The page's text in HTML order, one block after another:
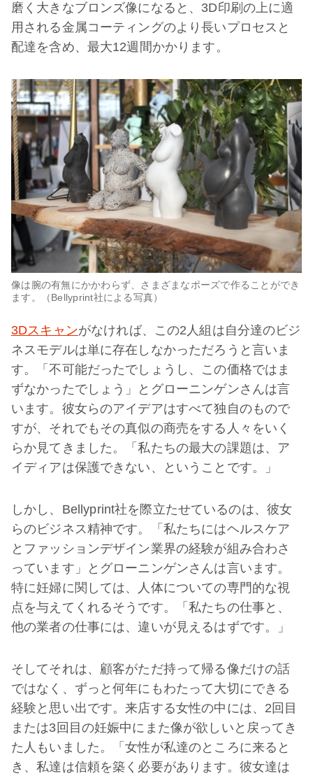
磨く大きなブロンズ像になると、3D印刷の上に適
用される金属コーティングのより長いプロセスと
配達を含め、最大12週間かかります。
像は腕の有無にかかわらず、さまざまなポーズで作ることができ
ます。（Bellyprint社による写真）
3Dスキャンがなければ、この2人組は自分達のビジ
ネスモデルは単に存在しなかっただろうと言いま
す。「不可能だったでしょうし、この価格ではま
ずなかったでしょう」とグローニンゲンさんは言
います。彼女らのアイデアはすべて独自のもので
すが、それでもその真似の商売をする人々をいく
らか見てきました。「私たちの最大の課題は、ア
イディアは保護できない、ということです。」
しかし、Bellyprint社を際立たせているのは、彼女
らのビジネス精神です。「私たちにはヘルスケア
とファッションデザイン業界の経験が組み合わさ
っています」とグローニンゲンさんは言います。
特に妊婦に関しては、人体についての専門的な視
点を与えてくれるそうです。「私たちの仕事と、
他の業者の仕事には、違いが見えるはずです。」
そしてそれは、顧客がただ持って帰る像だけの話
ではなく、ずっと何年にもわたって大切にできる
経験と思い出です。来店する女性の中には、2回目
または3回目の妊娠中にまた像が欲しいと戻ってき
た人もいました。「女性が私達のところに来ると
き、私達は信頼を築く必要があります。彼女達は